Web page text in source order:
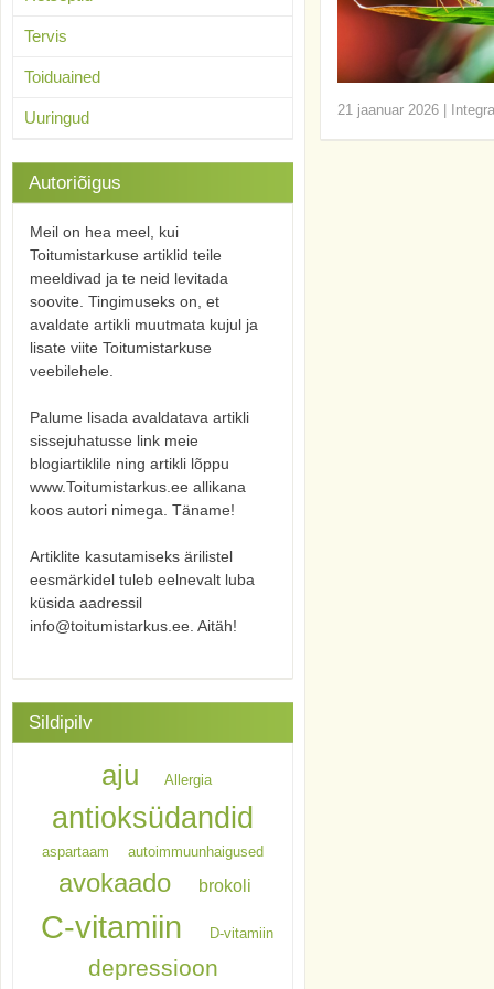
21 jaanuar 2026
Tervis
Toiduained
Uuringud
Autoriõigus
Meil on hea meel, kui
Toitumistarkuse artiklid teile
meeldivad ja te neid levitada
soovite. Tingimuseks on, et
avaldate artikli muutmata kujul ja
lisate viite Toitumistarkuse
veebilehele.
Palume lisada avaldatava artikli
sissejuhatusse link meie
blogiartiklile ning artikli lõppu
www.Toitumistarkus.ee allikana
koos autori nimega. Täname!
Artiklite kasutamiseks ärilistel
eesmärkidel tuleb eelnevalt luba
küsida aadressil
info@toitumistarkus.ee. Aitäh!
Sildipilv
aju Allergia
antioksüdandid
aspartaam autoimmuunhaigused
avokaado brokoli
C-vitamiin D-vitamiin
depressioon